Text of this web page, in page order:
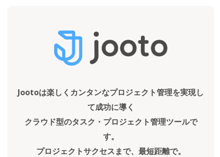
Jootoは楽しくカンタンなプロジェクト管理を実現し
て成功に導く
クラウド型のタスク・プロジェクト管理ツールで
す。
プロジェクトサクセスまで、最短距離で。